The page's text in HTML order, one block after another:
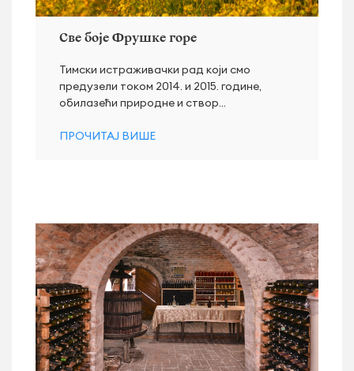
Све боје Фрушке горе
Тимски истраживачки рад који смо
предузели током 2014. и 2015. године,
обилазећи природне и створ...
ПРОЧИТАЈ ВИШЕ